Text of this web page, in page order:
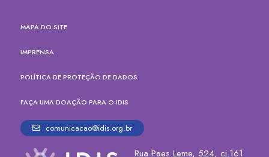
MAPA DO SITE
IMPRENSA
POLÍTICA DE PROTEÇÃO DE DADOS
FAÇA UMA DOAÇÃO PARA O IDIS
comunicacao@idis.org.br
Rua Paes Leme, 524, cj.161